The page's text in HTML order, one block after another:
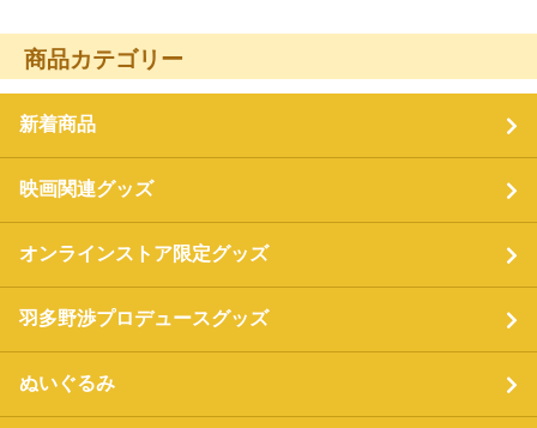
商品カテゴリー
新着商品
映画関連グッズ
オンラインストア限定グッズ
羽多野渉プロデュースグッズ
ぬいぐるみ